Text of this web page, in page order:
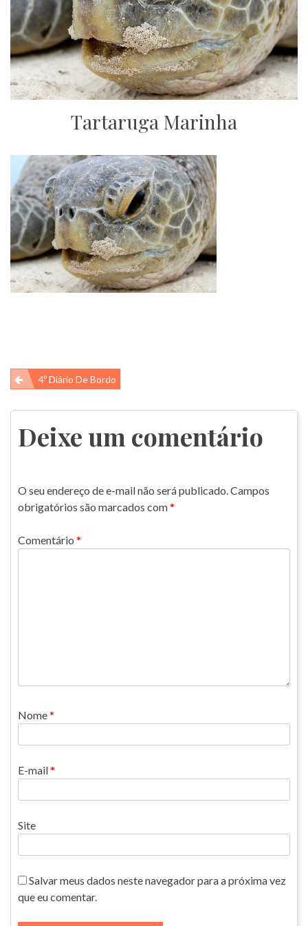
Tartaruga Marinha
Navegação
de
Post
4º Diário De Bordo
Deixe um comentário
O seu endereço de e-mail não será publicado.Campos
obrigatórios são marcados com*
Comentário *
Nome*
E-mail*
Site
Salvar meus dados neste navegador para a próxima vez
que eu comentar.